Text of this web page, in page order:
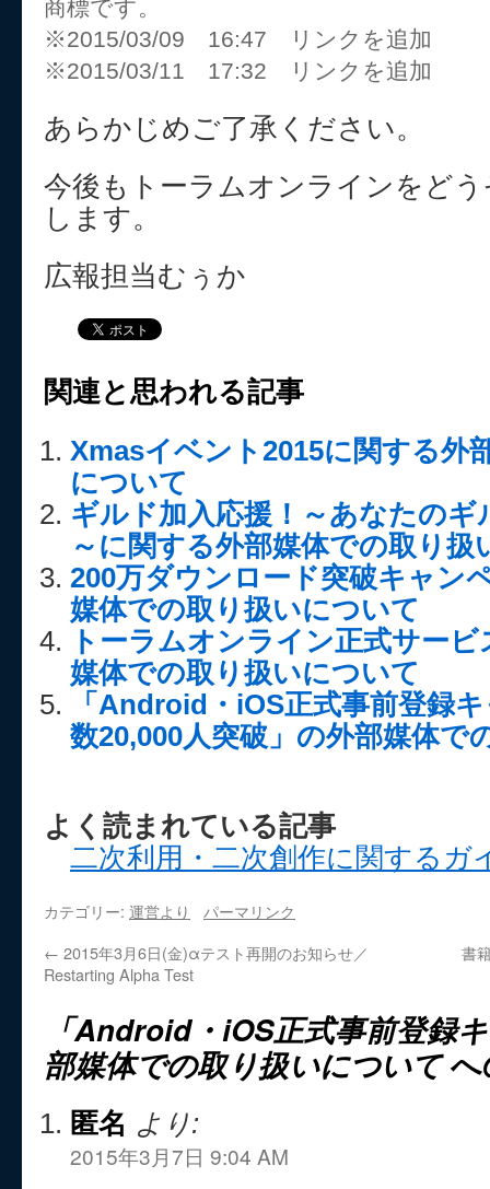
商標です。
※2015/03/09 16:47 リンクを追加
※2015/03/11 17:32 リンクを追加
あらかじめご了承ください。
今後もトーラムオンラインをど
します。
広報担当むぅか
関連と思われる記事
Xmasイベント2015に関する外
について
ギルド加入応援！～あなたの
～に関する外部媒体での取り扱
200万ダウンロード突破キャン
媒体での取り扱いについて
トーラムオンライン正式サー
媒体での取り扱いについて
「Android・iOS正式事前登録
数20,000人突破」の外部媒体で
よく読まれている記事
二次利用・二次創作に関するガ
カテゴリー: 運営より
パーマリンク
← 2015年3月6日(金)αテスト再開のお知らせ／
Restarting Alpha Test
書
「Android・iOS正式事前登録
部媒体での取り扱いについてへ
匿名 より:
2015年3月7日 9:04 AM